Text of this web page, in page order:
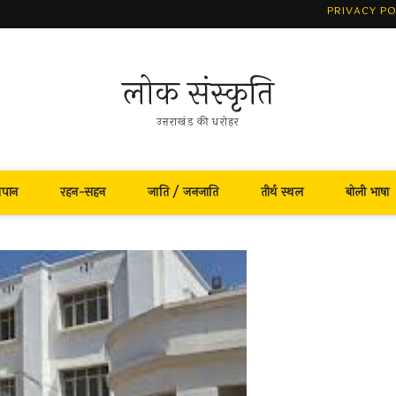
PRIVACY
लोक संस्कृति
उत्तराखंड की धरोहर
रहन-सहन जाति / जनजाति तीर्थ स्थल बोली भाषा